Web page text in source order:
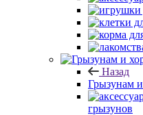
Назад
Грызунам
грызунов